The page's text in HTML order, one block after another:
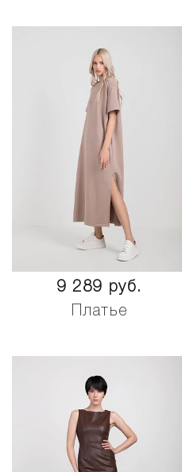
9 289 руб.
Платье